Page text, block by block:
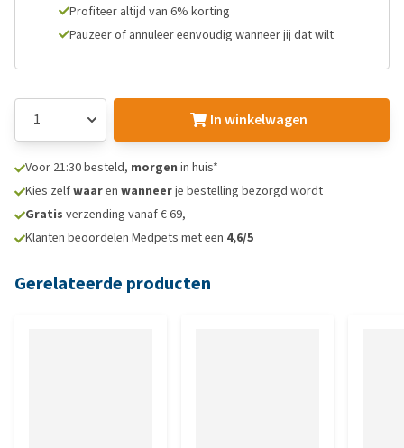
Profiteer altijd van 6% korting
Pauzeer of annuleer eenvoudig wanneer jij dat wilt
In winkelwagen
Voor 21:30 besteld, morgen in huis*
Kies zelfwaaren wanneerje bestelling bezorgd wordt
Gratis verzending vanaf € 69,-
Klanten beoordelen Medpets met een 4,6/5
Gerelateerde producten